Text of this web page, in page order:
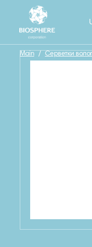
Main / Серветки
Назад